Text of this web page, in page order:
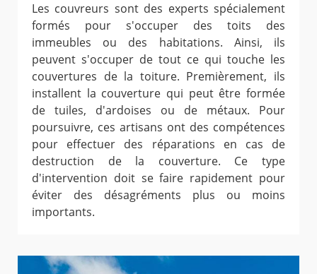
Les couvreurs sont des experts spécialement
formés pour s'occuper des toits des
immeubles ou des habitations. Ainsi, ils
peuvent s'occuper de tout ce qui touche les
couvertures de la toiture. Premièrement, ils
installent la couverture qui peut être formée
de tuiles, d'ardoises ou de métaux. Pour
poursuivre, ces artisans ont des compétences
pour effectuer des réparations en cas de
destruction de la couverture. Ce type
d'intervention doit se faire rapidement pour
éviter des désagréments plus ou moins
importants.